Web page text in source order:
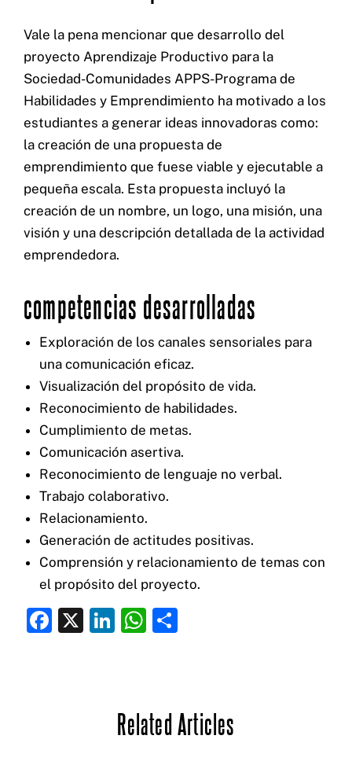
Vale la pena mencionar que desarrollo del
proyecto Aprendizaje Productivo para la
Sociedad-Comunidades APPS-Programa de
Habilidades y Emprendimiento ha motivado a los
estudiantes a generar ideas innovadoras como:
la creación de una propuesta de
emprendimiento que fuese viable y ejecutable a
pequeña escala. Esta propuesta incluyó la
creación de un nombre, un logo, una misión, una
visión y una descripción detallada de la actividad
emprendedora.
competencias desarrolladas
Exploración de los canales sensoriales para
una comunicación eficaz.
Visualización del propósito de vida.
Reconocimiento de habilidades.
Cumplimiento de metas.
Comunicación asertiva.
Reconocimiento de lenguaje no verbal.
Trabajo colaborativo.
Relacionamiento.
Generación de actitudes positivas.
Comprensión y relacionamiento de temas con
el propósito del proyecto.
F
X
Li
dI
W
A ar
Related Articles